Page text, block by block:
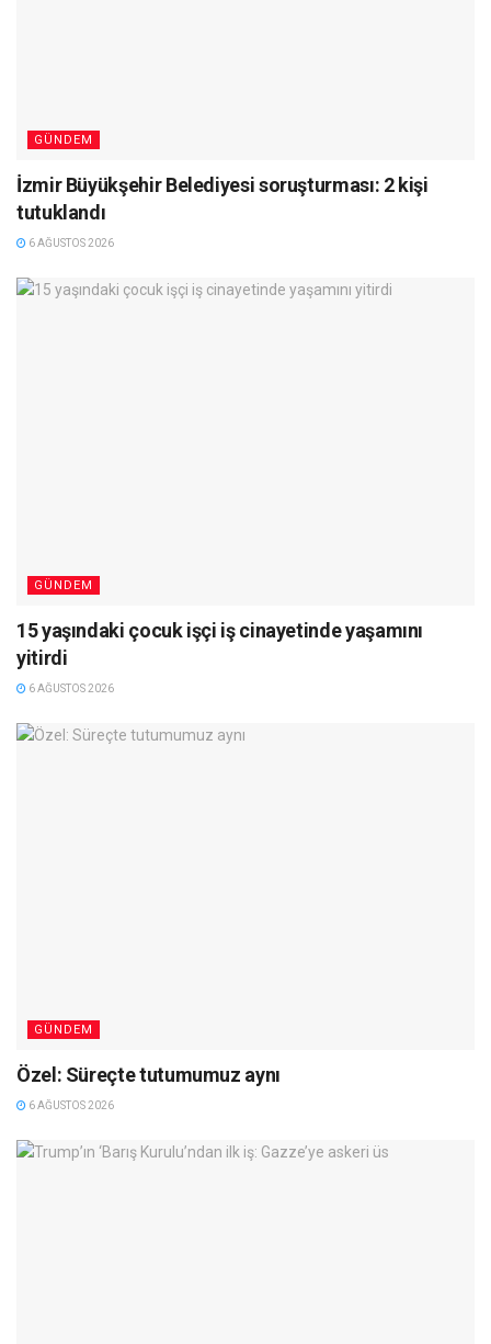
GÜNDEM
İzmir Büyükşehir Belediyesi soruşturması: 2 kişi
tutuklandı
6 AĞUSTOS 2026
GÜNDEM
15 yaşındaki çocuk işçi iş cinayetinde yaşamını
yitirdi
6 AĞUSTOS 2026
GÜNDEM
Özel: Süreçte tutumumuz aynı
6 AĞUSTOS 2026